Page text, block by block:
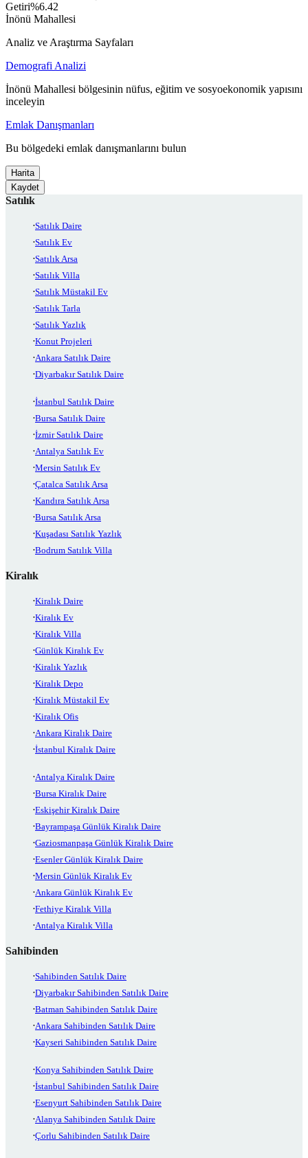
Getiri%6.42
İnönü Mahallesi
Analiz ve Araştırma Sayfaları
Demografi Analizi
İnönü Mahallesi bölgesinin nüfus, eğitim ve sosyoekonomik yapısını
inceleyin
Emlak Danışmanları
Bu bölgedeki emlak danışmanlarını bulun
Harita
Kaydet
Satılık
Satılık Daire
Satılık Ev
Satılık Arsa
Satılık Villa
Satılık Müstakil Ev
Satılık Tarla
Satılık Yazlık
Konut Projeleri
Ankara Satılık Daire
Diyarbakır Satılık Daire
İstanbul Satılık Daire
Bursa Satılık Daire
İzmir Satılık Daire
Antalya Satılık Ev
Mersin Satılık Ev
Çatalca Satılık Arsa
Kandıra Satılık Arsa
Bursa Satılık Arsa
Kuşadası Satılık Yazlık
Bodrum Satılık Villa
Kiralık
Kiralık Daire
Kiralık Ev
Kiralık Villa
Günlük Kiralık Ev
Kiralık Yazlık
Kiralık Depo
Kiralık Müstakil Ev
Kiralık Ofis
Ankara Kiralık Daire
İstanbul Kiralık Daire
Antalya Kiralık Daire
Bursa Kiralık Daire
Eskişehir Kiralık Daire
Bayrampaşa Günlük Kiralık Daire
Gaziosmanpaşa Günlük Kiralık Daire
Esenler Günlük Kiralık Daire
Mersin Günlük Kiralık Ev
Ankara Günlük Kiralık Ev
Fethiye Kiralık Villa
Antalya Kiralık Villa
Sahibinden
Sahibinden Satılık Daire
Diyarbakır Sahibinden Satılık Daire
Batman Sahibinden Satılık Daire
Ankara Sahibinden Satılık Daire
Kayseri Sahibinden Satılık Daire
Konya Sahibinden Satılık Daire
İstanbul Sahibinden Satılık Daire
Esenyurt Sahibinden Satılık Daire
Alanya Sahibinden Satılık Daire
Çorlu Sahibinden Satılık Daire